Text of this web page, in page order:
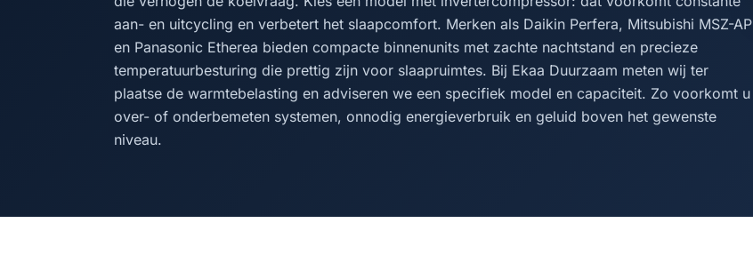
aan- en uitcycling en verbetert het slaapcomfort. Merken als Daikin Perfera, Mitsubishi MSZ-AP
en Panasonic Etherea bieden compacte binnenunits met zachte nachtstand en precieze
temperatuurbesturing die prettig zijn voor slaapruimtes. Bij Ekaa Duurzaam meten wij ter
plaatse de warmtebelasting en adviseren we een specifiek model en capaciteit. Zo voorkomt u
over- of onderbemeten systemen, onnodig energieverbruik en geluid boven het gewenste
niveau.